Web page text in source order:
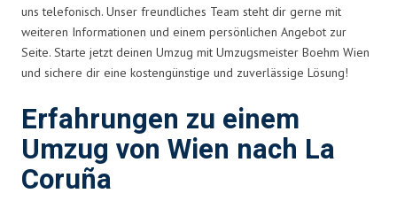
uns telefonisch. Unser freundliches Team steht dir gerne mit
weiteren Informationen und einem persönlichen Angebot zur
Seite. Starte jetzt deinen Umzug mit Umzugsmeister Boehm Wien
und sichere dir eine kostengünstige und zuverlässige Lösung!
Erfahrungen zu einem
Umzug von Wien nach La
Coruña